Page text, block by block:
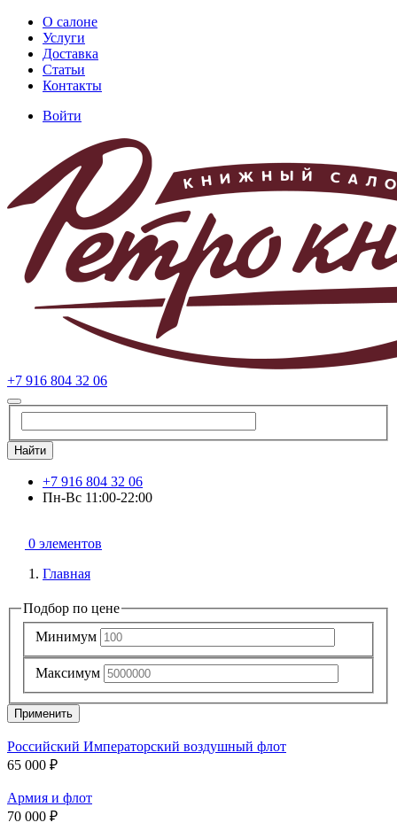
Перейти
основному
содержанию
Основная
навигация
О салоне
Услуги
Доставка
Статьи
Контакты
учётной
записи
пользователя
Войти
+7 916 804 32 06
Найти
+7 916 804 32 06
Пн-Вс 11:00-22:00
0 элементов
Главная
Подбор по цене
Минимум
Максимум
Применить
Российский Императорский воздушный флот
65 000 ₽
Армия и флот
70 000 ₽